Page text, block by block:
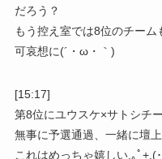
だろう？
もう控え室では8位のチー
可哀想に(´・ω・｀)
[15:17]
第8位にユウスケ×サトシチ
無事に予選通過、一緒に壇
これはめっちゃ嬉しい.｡ﾟ+.(